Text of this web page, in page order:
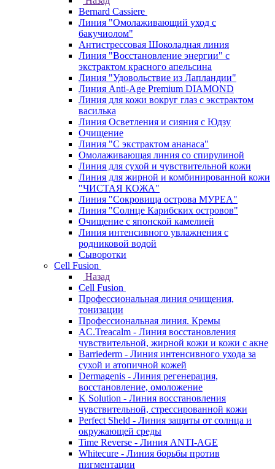
Bernard Cassiere
Линия "Омолаживающий уход с
бакучиолом"
Антистрессовая Шоколадная линия
Линия "Восстановление энергии" с
экстрактом красного апельсина
Линия "Удовольствие из Лапландии"
Линия Anti-Age Premium DIAMOND
Линия для кожи вокруг глаз с экстрактом
василька
Линия Осветления и сияния с Юдзу
Очищение
Линия "С экстрактом ананаса"
Омолаживающая линия со спирулиной
Линия для сухой и чувствительной кожи
Линия для жирной и комбинированной кожи
"ЧИСТАЯ КОЖА"
Линия "Сокровища острова МУРЕА"
Линия "Солнце Карибских островов"
Очищение с японской камелией
Линия интенсивного увлажнения с
родниковой водой
Сыворотки
Cell Fusion
Назад
Cell Fusion
Профессиональная линия очищения,
тонизации
Профессиональная линия. Кремы
AC.Treacalm - Линия восстановления
чувствительной, жирной кожи и кожи с акне
Barriederm - Линия интенсивного ухода за
сухой и атопичной кожей
Dermagenis - Линия регенерация,
восстановление, омоложение
K Solution - Линия восстановления
чувствительной, стрессированной кожи
Perfect Sheld - Линия защиты от солнца и
окружающей среды
Time Reverse - Линия ANTI-AGE
Whitecure - Линия борьбы против
пигментации